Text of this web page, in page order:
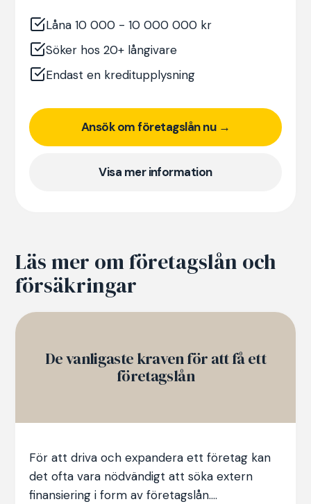
Låna 10 000 - 10 000 000 kr
Söker hos 20+ långivare
Endast en kreditupplysning
Ansök om företagslån nu →
Visa mer information
Läs mer om företagslån och
försäkringar
De vanligaste kraven för att få ett
företagslån
För att driva och expandera ett företag kan
det ofta vara nödvändigt att söka extern
finansiering i form av företagslån....